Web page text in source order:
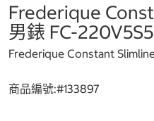
Frederique
男錶 FC-220V5S5
Frederique Constant
商品編號:#133897